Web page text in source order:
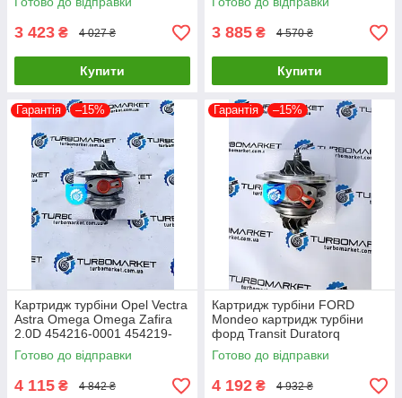
751768-0003
3 423 ₴ 4 027 ₴
Купити
54359700012
3 885 ₴ 4 570 ₴
Купити
Гарантія –15%
Картридж турбіни Opel Vectra
Astra Omega Omega Zafira
2.0D 454216-0001 454219-
0002 454219-0005
Готово до відправки
4 115 ₴ 4 842 ₴
Гарантія –15%
Картридж турбіни FORD
Mondeo картридж турбіни
форд Transit Duratorq
726194-0005 726194-0004
726194-0003
Готово до відправки
4 192 ₴ 4 932 ₴